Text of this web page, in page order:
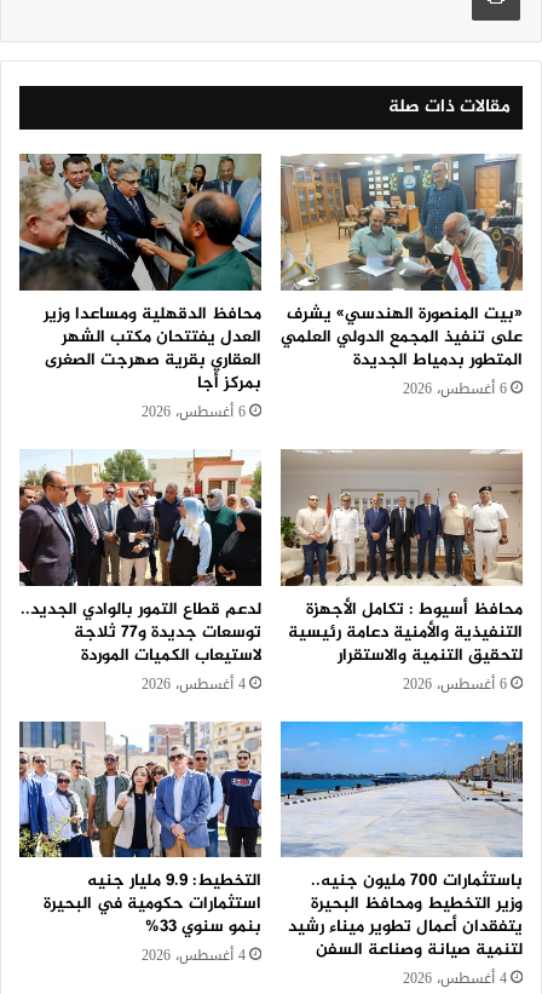
مقالات ذات صلة
«بيت المنصورة الهندسي» يشرف
على تنفيذ المجمع الدولي العلمي
المتطور بدمياط الجديدة
6 أغسطس، 2026
محافظ الدقهلية ومساعدا وزير
العدل يفتتحان مكتب الشهر
العقاري بقرية صهرجت الصغرى
بمركز أجا
6 أغسطس، 2026
محافظ أسيوط : تكامل الأجهزة
التنفيذية والأمنية دعامة رئيسية
لتحقيق التنمية والاستقرار
6 أغسطس، 2026
لدعم قطاع التمور بالوادي الجديد..
توسعات جديدة و٧٧ ثلاجة
لاستيعاب الكميات الموردة
4 أغسطس، 2026
باستثمارات 700 مليون جنيه..
وزير التخطيط ومحافظ البحيرة
يتفقدان أعمال تطوير ميناء رشيد
لتنمية صيانة وصناعة السفن
4 أغسطس، 2026
التخطيط: 9.9 مليار جنيه
استثمارات حكومية في البحيرة
بنمو سنوي 33%
4 أغسطس، 2026